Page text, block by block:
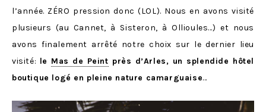
l’année. ZÉRO pression donc (LOL). Nous en avons visité
plusieurs (au Cannet, à Sisteron, à Ollioules…) et nous
avons finalement arrêté notre choix sur le dernier lieu
visité: le Mas de Peint près d’Arles, un splendide hôtel
boutique logé en pleine nature camarguaise…